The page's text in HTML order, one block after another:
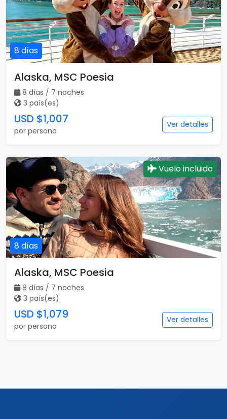
8 días
Alaska, MSC Poesia
8 días / 7 noches
3 país(es)
USD $1,007
por persona
Ver detalles
8 días
Vuelo incluido
Alaska, MSC Poesia
8 días / 7 noches
3 país(es)
USD $1,079
por persona
Ver detalles